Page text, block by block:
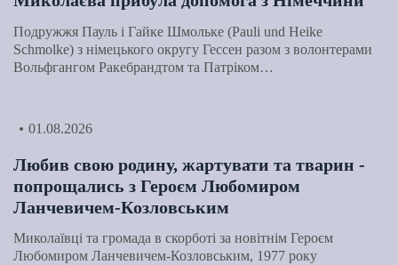
Подружжя Пауль і Гайке Шмольке (Pauli und Heike
Schmolke) з німецького округу Гессен разом з волонтерами
Вольфгангом Ракебрандтом та Патріком…
01.08.2026
Любив свою родину, жартувати та тварин -
попрощались з Героєм Любомиром
Ланчевичем-Козловським
Миколаївці та громада в скорботі за новітнім Героєм
Любомиром Ланчевичем-Козловським, 1977 року